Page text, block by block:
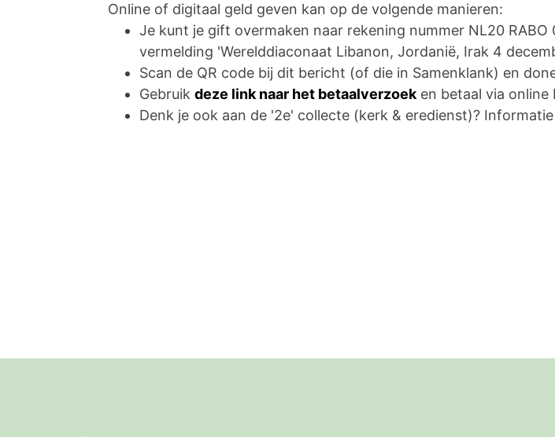
Online of digitaal geld geven kan op de volgende manieren:
Je kunt je gift overmaken naar rekening nummer NL20
vermelding 'Werelddiaconaat Libanon, Jordanië, Irak 4
Scan de QR code bij dit bericht (of die in Samenklank) en
Gebruik deze link naar het betaalverzoek en betaal via online
Denk je ook aan de '2e' collecte (kerk & eredienst)?